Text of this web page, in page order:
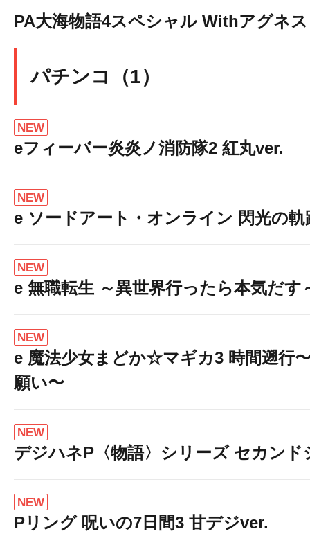
PA大海物語4スペシャル Withアグネ
パチンコ（1）
NEW
eフィーバー炎炎ノ消防隊2 紅丸ver.
NEW
e ソードアート・オンライン 閃光の軌
NEW
e 無職転生 ～異世界行ったら本気だす
NEW
e 魔法少女まどか☆マギカ3 時間遡行
願い〜
NEW
デジハネP〈物語〉シリーズ セカンド
NEW
Pリング 呪いの7日間3 甘デジver.